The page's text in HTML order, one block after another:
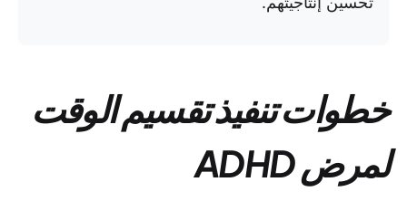
خطوات تنفيذ تقسيم الوقت
لمرض ADHD